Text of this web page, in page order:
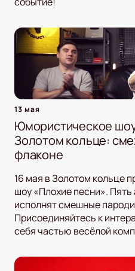
13 мая
Юмористическое
Золотом кольце:
флаконе
16 мая в Золотом кольце
шоу «Плохие песни».
исполнят смешные
Присоединяйтесь к
себя частью весёлой